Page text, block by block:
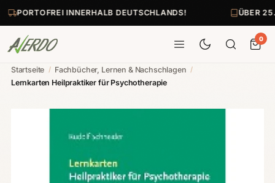
PORTOFREI INNERHALB DEUTSCHLANDS! ÜBER
0
Startseite / Fachbücher, Lernen & Nachschlagen /
Lernkarten Heilpraktiker für Psychotherapie